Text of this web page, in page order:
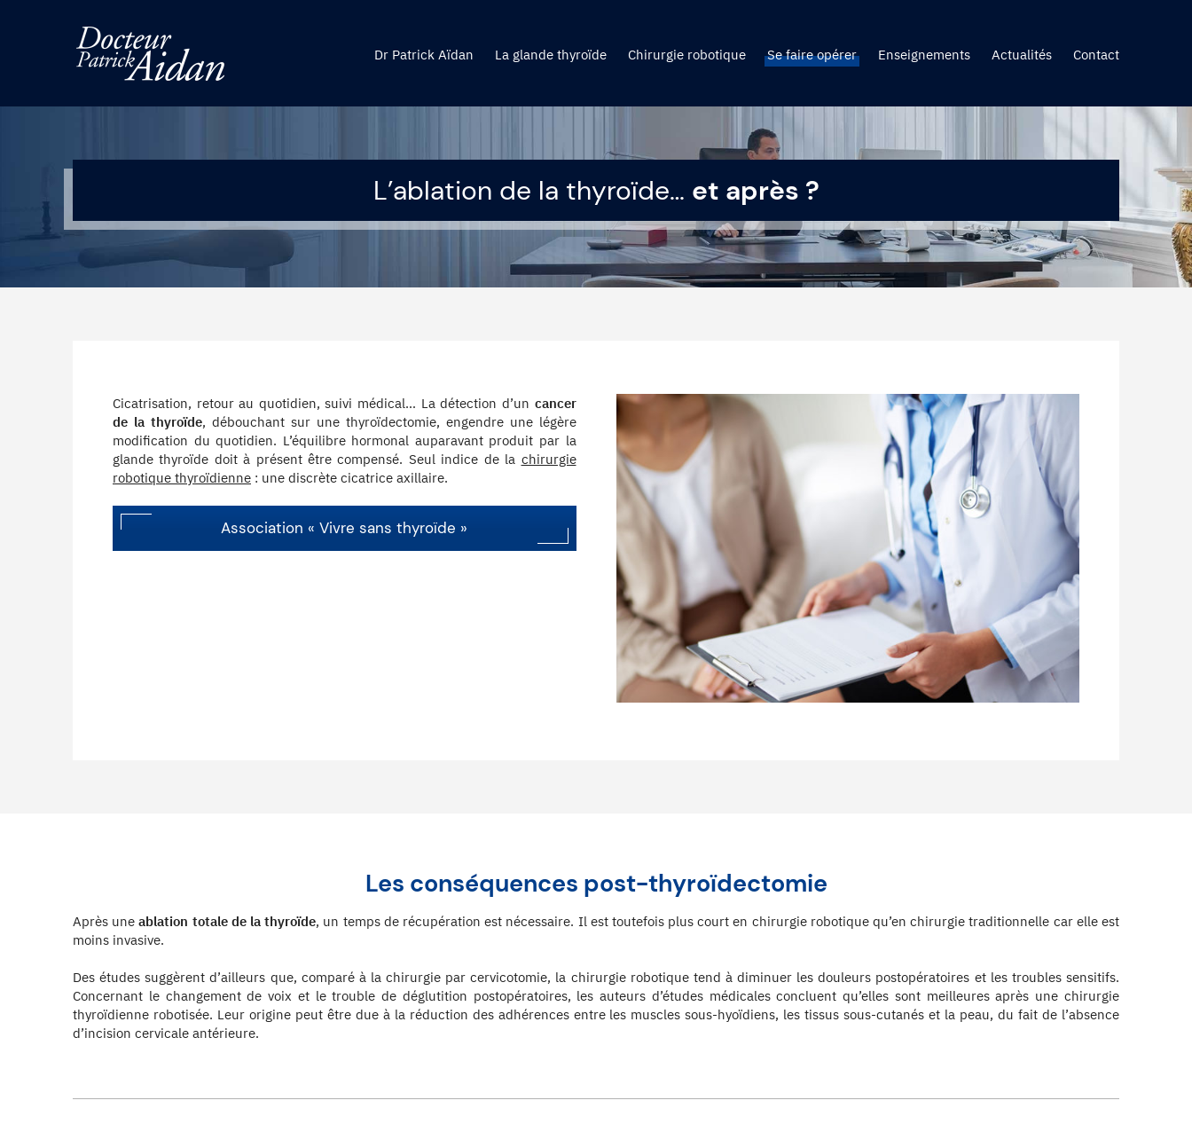
Dr Patrick Aïdan La glande thyroïde Chirurgie robotique Se faire opérer Enseignements Actualités Contact
L’ablation de la thyroïde… et après ?
Cicatrisation, retour au quotidien, suivi médical… La détection d’un cancer
de la thyroïde, débouchant sur une thyroïdectomie, engendre une légère
modification du quotidien. L’équilibre hormonal auparavant produit par la
glande thyroïde doit à présent être compensé. Seul indice de la chirurgie
robotique thyroïdienne : une discrète cicatrice axillaire.
Association « Vivre sans thyroïde »
Les conséquences post-thyroïdectomie
Après uneablation totale de la thyroïde, un temps de récupération est nécessaire. Il est toutefois plus court en chirurgie robotique qu’en chirurgie traditionnelle car elle est
moins invasive.
Des études suggèrent d’ailleurs que, comparé à la chirurgie par cervicotomie, la chirurgie robotique tend à diminuer les douleurs postopératoires et les troubles sensitifs.
Concernant le changement de voix et le trouble de déglutition postopératoires, les auteurs d’études médicales concluent qu’elles sont meilleures après une chirurgie
thyroïdienne robotisée. Leur origine peut être due à la réduction des adhérences entre les muscles sous-hyoïdiens, les tissus sous-cutanés et la peau, du fait de l’absence
d’incision cervicale antérieure.